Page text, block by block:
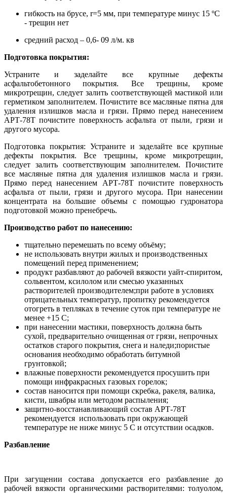
гибкость на брусе, r=5 мм, при температуре минус 15 ºС
- трещин нет
средний расход – 0,6- 09 л/м. кв
Подготовка покрытия:
Устраните и заделайте все крупные дефекты
асфальтобетонного покрытия. Все трещины, кроме
микротрещин, следует залить соответствующей мастикой или
герметиком заполнителем. Почистите все масляные пятна для
удаления излишков масла и грязи. Прямо перед нанесением
АРТ-78Т почистите поверхность асфальта от пыли, грязи и
другого мусора.
Подготовка покрытия: Устраните и заделайте все крупные
дефекты покрытия. Все трещины, кроме микротрещин,
следует залить соответствующим заполнителем. Почистите
все масляные пятна для удаления излишков масла и грязи.
Прямо перед нанесением АРТ-78Т почистите поверхность
асфальта от пыли, грязи и другого мусора. При нанесении
концентрата на большие объемы с помощью гудронатора
подготовкой можно пренебречь.
Производство работ по нанесению:
тщательно перемешать по всему объёму;
не использовать внутри жилых и производственных
помещений перед применением;
продукт разбавляют до рабочей вязкости уайт-спиритом,
сольвентом, ксилолом или смесью указанных
растворителей производителем;при работе в условиях
отрицательных температур, пропитку рекомендуется
отогреть в тепляках в течение суток при температуре не
менее +15 С;
при нанесении мастики, поверхность должна быть
сухой, предварительно очищенная от грязи, непрочных
остатков старого покрытия, снега и наледи;пористые
основания необходимо обработать битумной
грунтовкой;
влажные поверхности рекомендуется просушить при
помощи инфракрасных газовых горелок;
состав наносится при помощи скребка, ракеля, валика,
кисти, швабры или методом распыления;
защитно-восстанавливающий состав АРТ-78Т
рекомендуется использовать при окружающей
температуре не ниже минус 5 С и отсутствии осадков.
Разбавление
При загущении состава допускается его разбавление до
рабочей вязкости органическими растворителями: толуолом,